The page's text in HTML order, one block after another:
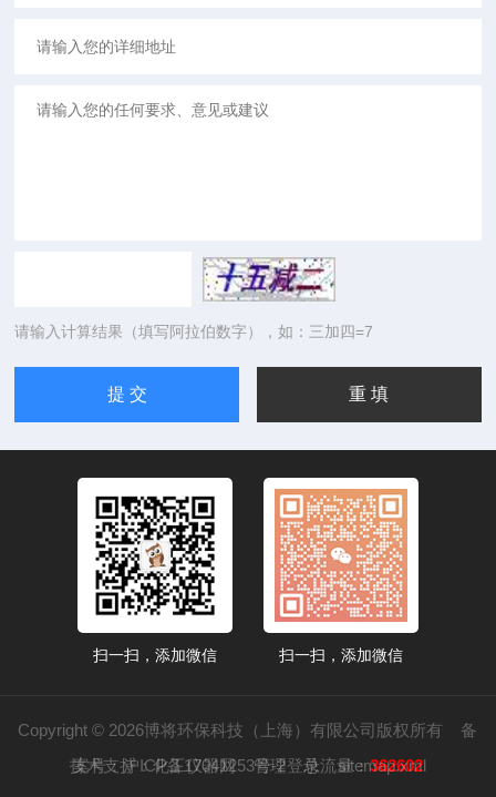
请输入计算结果（填写阿拉伯数字），如：三加四=7
扫一扫，添加微信 扫一扫，添加微信
Copyright © 2026博将环保科技（上海）有限公司版权所有 备
案号：沪ICP备17041253号-2总流量：362602
技术支持：化工仪器网 管理登录 sitemap.xml